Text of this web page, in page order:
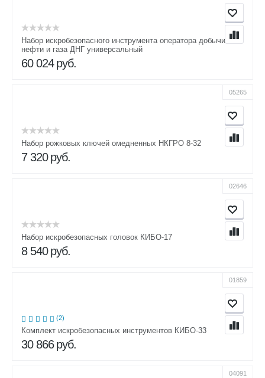
Набор искробезопасного инструмента оператора добычи
нефти и газа ДНГ универсальный
60 024 руб.
05265
Набор рожковых ключей омедненных НКГРО 8-32
7 320 руб.
02646
Набор искробезопасных головок КИБО-17
8 540 руб.
01859
(2)
Комплект искробезопасных инструментов КИБО-33
30 866 руб.
04091